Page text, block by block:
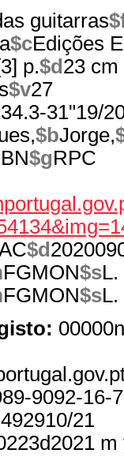
guitarras
$cEdições
p.$d 23 cm
$v27
31"19/
$bJorge,
BN$gRPC
$d
FGMON$sL.
FGMON$sL.
9092-16-7
492910/21